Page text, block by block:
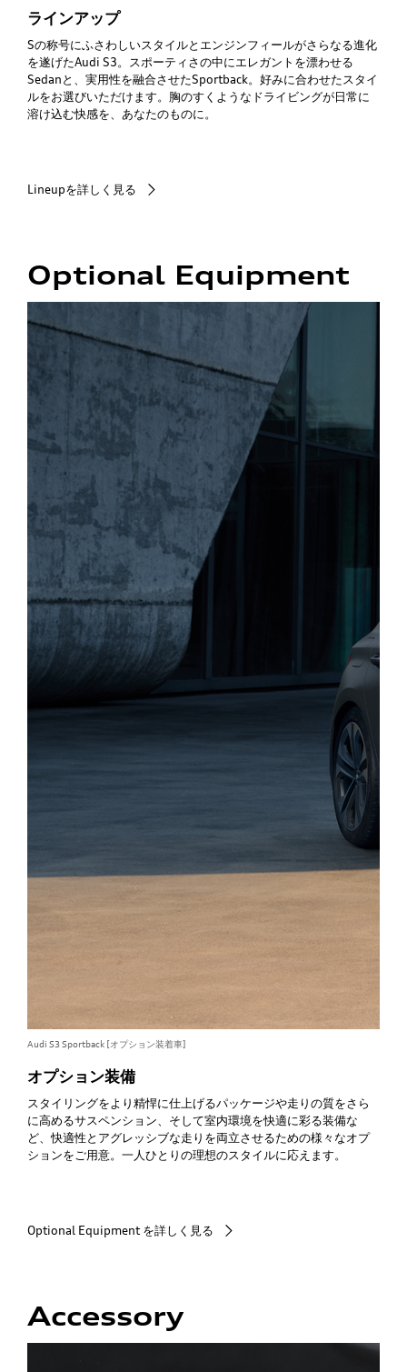
ラインアップ
Sの称号にふさわしいスタイルとエンジンフィールがさらなる進化
を遂げたAudi S3。スポーティさの中にエレガントを漂わせる
Sedanと、実用性を融合させたSportback。好みに合わせたスタイ
ルをお選びいただけます。胸のすくようなドライビングが日常に
溶け込む快感を、あなたのものに。
Lineupを詳しく見る
Optional Equipment
Audi S3 Sportback [オプション装着車]
オプション装備
スタイリングをより精悍に仕上げるパッケージや走りの質をさら
に高めるサスペンション、そして室内環境を快適に彩る装備な
ど、快適性とアグレッシブな走りを両立させるための様々なオプ
ションをご用意。一人ひとりの理想のスタイルに応えます。
Optional Equipment を詳しく見る
Accessory